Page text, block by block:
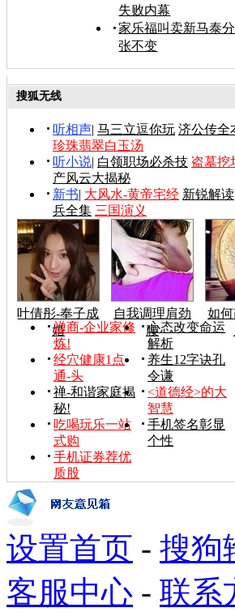
失败内幕
家乐福叫卖新马泰
张不变
搜狐无线
听相声| 马三立逗你玩 济公传全
珍珠翡翠白玉汤
听小说| 白领职场必杀技 盗墓挖
产风云大揭秘
新书| 大风水-黄帝宅经 新锐解读
兵全集 三国演义
叶倩彤-奉子成
婚
自我调理肩劲
腰
如
禅商-企业家修
炼!
心态改变命运
解析
经穴健康1点
通-头
养生12字诀孔
令谦
禅-和谐家庭揭
秘!
<道德经>的大
智慧
吃喝玩乐一站
式购
手机签名彰显
个性
手机证券荐优
质股
设置首页 - 搜狗
客服中心 - 联系